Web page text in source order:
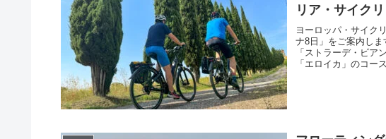
リア・サイク
ヨーロッパ・サイク
ナ8日」をご案内し
「ストラーデ・ビア
「エロイカ」のコー